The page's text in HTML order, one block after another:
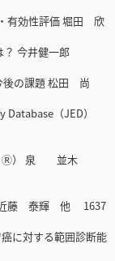
有効性評価 堀田 欣
は？ 今井健一郎
後の課題 松田 尚
（JED）
ディⓇ） 泉 並木
近藤 泰輝 他 1637
に対する範囲診断能